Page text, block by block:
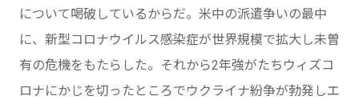
について喝破しているからだ。米中の派遣争いの最中
に、新型コロナウイルス感染症が世界規模で拡大し未曽
有の危機をもたらした。それから2年強がたちウィズコ
ロナにかじを切ったところでウクライナ紛争が勃発しエ